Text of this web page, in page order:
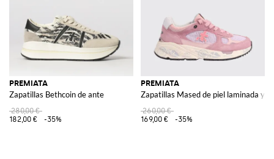
PREMIATA
Zapatillas Bethcoin de ante
280,00 €
182,00 €
-35%
PREMIATA
Zapatillas Mased de piel laminada y
260,00 €
169,00 €
-35%